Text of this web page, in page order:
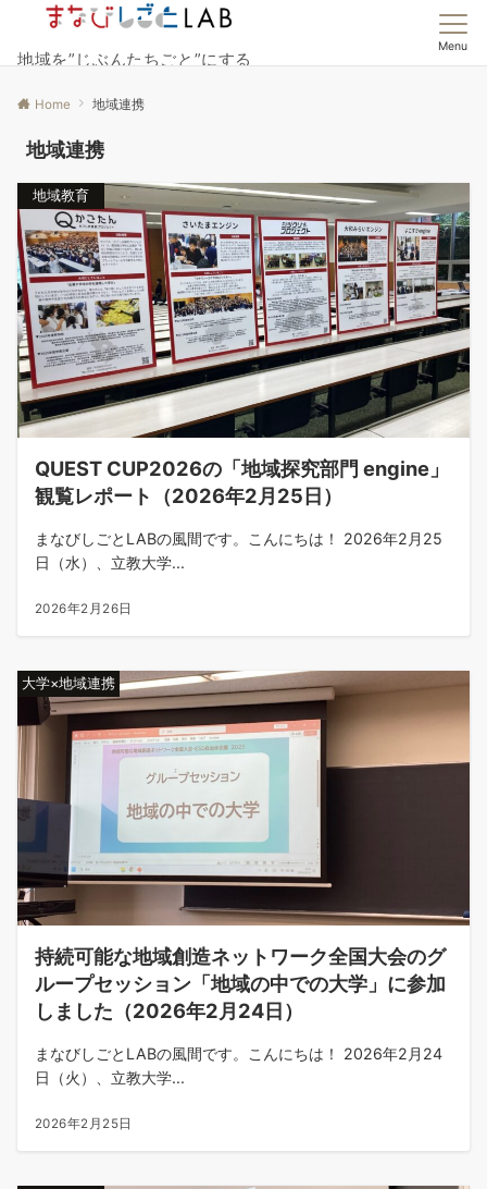
地域を”じぶんたちごと”にする
Menu
Home 地域連携
地域連携
地域教育
QUEST CUP2026の「地域探究部門 engine」
観覧レポート（2026年2月25日）
まなびしごとLABの風間です。こんにちは！ 2026年2月25
日（水）、立教大学...
2026年2月26日
大学×地域連携
持続可能な地域創造ネットワーク全国大会のグ
ループセッション「地域の中での大学」に参加
しました（2026年2月24日）
まなびしごとLABの風間です。こんにちは！ 2026年2月24
日（火）、立教大学...
2026年2月25日